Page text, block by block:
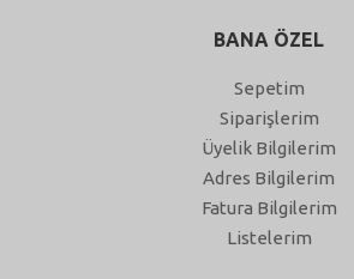
BANA ÖZEL
Sepetim
Siparişlerim
Üyelik Bilgilerim
Adres Bilgilerim
Fatura Bilgilerim
Listelerim